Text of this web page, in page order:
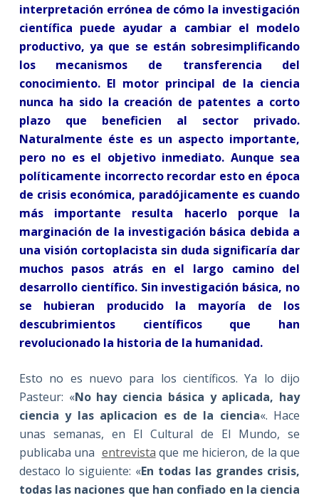
interpretación errónea de cómo la investigación
científica puede ayudar a cambiar el modelo
productivo, ya que se están sobresimplificando
los mecanismos de transferencia del
conocimiento. El motor principal de la ciencia
nunca ha sido la creación de patentes a corto
plazo que beneficien al sector privado.
Naturalmente éste es un aspecto importante,
pero no es el objetivo inmediato. Aunque sea
políticamente incorrecto recordar esto en época
de crisis económica, paradójicamente es cuando
más importante resulta hacerlo porque la
marginación de la investigación básica debida a
una visión cortoplacista sin duda significaría dar
muchos pasos atrás en el largo camino del
desarrollo científico. Sin investigación básica, no
se hubieran producido la mayoría de los
descubrimientos científicos que han
revolucionado la historia de la humanidad.
Esto no es nuevo para los científicos. Ya lo dijo
Pasteur: «No hay ciencia básica y aplicada, hay
ciencia y las aplicacion es de la ciencia«. Hace
unas semanas, en El Cultural de El Mundo, se
publicaba una entrevista que me hicieron, de la que
destaco lo siguiente: «En todas las grandes crisis,
todas las naciones que han confiado en la ciencia